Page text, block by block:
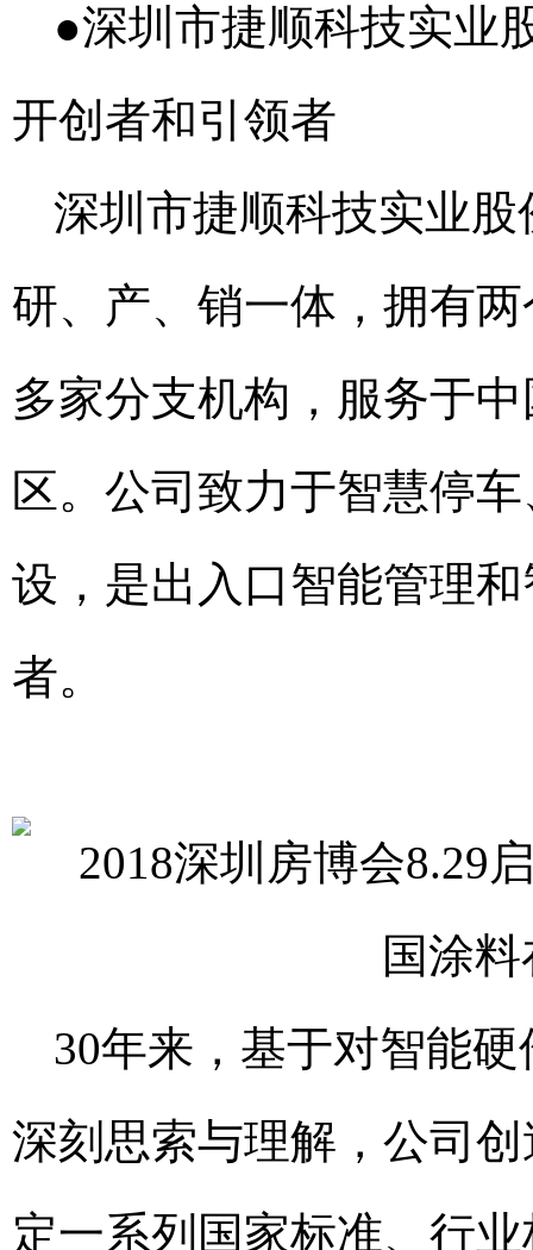
●深圳市捷顺科技实
开创者和引领者
深圳市捷顺科技实业
研、产、销一体，拥有
多家分支机构，服务于
区。公司致力于智慧停
设，是出入口智能管理
者。
30年来，基于对智能
深刻思索与理解，公司
定一系列国家标准、行